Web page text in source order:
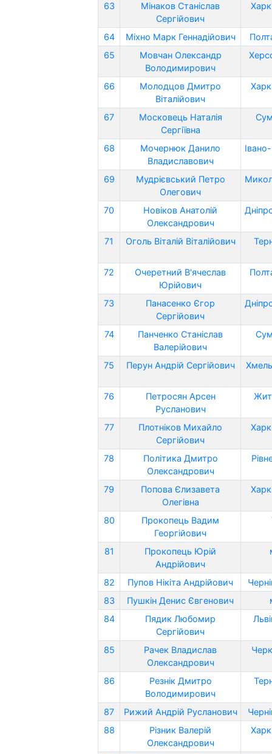
63
Мінаков Станіслав
Сергійович
64 Міхно Марк Геннадійович
65
Мовчан Олександр
Володимирович
66
Молодцов Дмитро
Віталійович
67
Московець Наталія
Сергіївна
68
Мочернюк Данило
Владиславович
69
Мудрієвський Петро
Олегович
70
Новіков Анатолій
Олександрович
71 Оголь Віталій Віталійович
72
Очеретний В'ячеслав
Юрійович
73
Панасенко Єгор
Сергійович
74
Панченко Станіслав
Валерійович
75 Перун Андрій Сергійович
76
Петросян Арсен
Русланович
77
Плотніков Михайло
Сергійович
78
Політика Дмитро
Олександрович
79
Попова Єлизавета
Олегівна
80
Прокопець Вадим
Георгійович
81
Прокопець Юрій
Андрійович
82 Пупов Нікіта Андрійович
83
Пушкін Денис Євгенович
84
Пядик Любомир
Сергійович
85
Рачек Владислав
Олександрович
86
Резнік Дмитро
Володимирович
87 Рижий Андрій Русланович
88
Різник Валерій
Олександрович